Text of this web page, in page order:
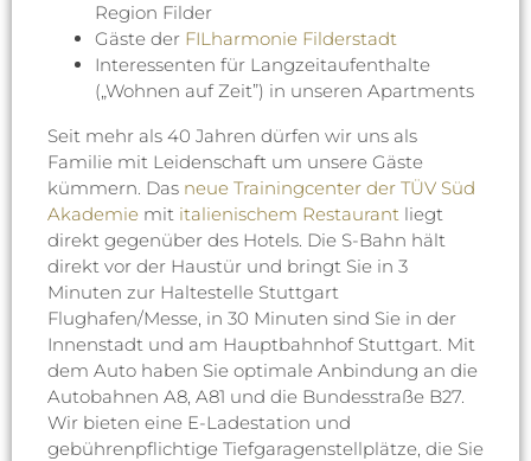
Region Filder
Gäste der FILharmonie Filderstadt
Interessenten für Langzeitaufenthalte
(„Wohnen auf Zeit”) in unseren Apartments
Seit mehr als 40 Jahren dürfen wir uns als
Familie mit Leidenschaft um unsere Gäste
kümmern. Das neue Trainingcenter der TÜV Süd
Akademie mit italienischem Restaurant liegt
direkt gegenüber des Hotels. Die S-Bahn hält
direkt vor der Haustür und bringt Sie in 3
Minuten zur Haltestelle Stuttgart
Flughafen/Messe, in 30 Minuten sind Sie in der
Innenstadt und am Hauptbahnhof Stuttgart. Mit
dem Auto haben Sie optimale Anbindung an die
Autobahnen A8, A81 und die Bundesstraße B27.
Wir bieten eine E-Ladestation und
gebührenpflichtige Tiefgaragenstellplätze, die Sie